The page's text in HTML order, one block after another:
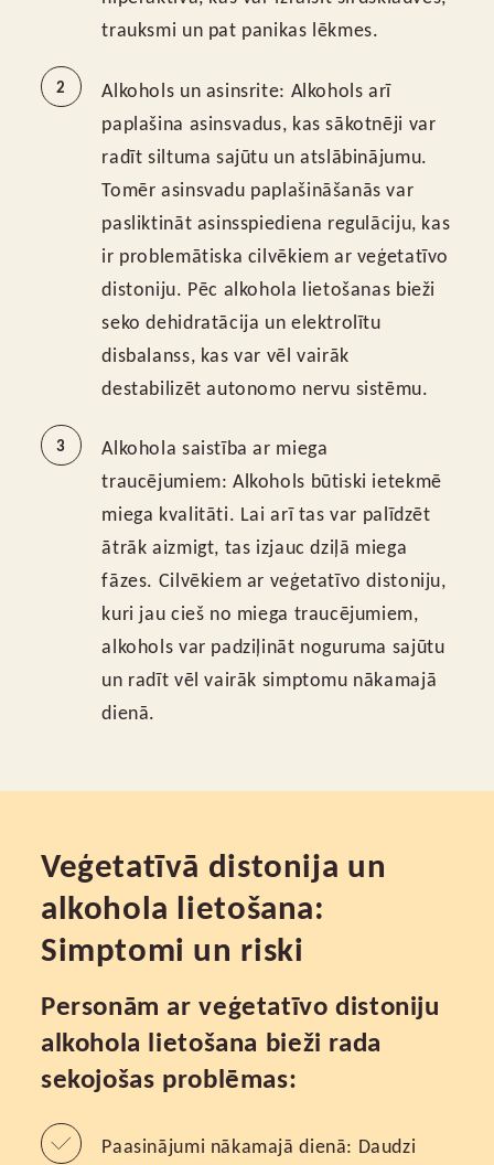
trauksmi un pat panikas lēkmes.
Alkohols un asinsrite: Alkohols arī
paplašina asinsvadus, kas sākotnēji var
radīt siltuma sajūtu un atslābinājumu.
Tomēr asinsvadu paplašināšanās var
pasliktināt asinsspiediena regulāciju, kas
ir problemātiska cilvēkiem ar veģetatīvo
distoniju. Pēc alkohola lietošanas bieži
seko dehidratācija un elektrolītu
disbalanss, kas var vēl vairāk
destabilizēt autonomo nervu sistēmu.
Alkohola saistība ar miega
traucējumiem: Alkohols būtiski ietekmē
miega kvalitāti. Lai arī tas var palīdzēt
ātrāk aizmigt, tas izjauc dziļā miega
fāzes. Cilvēkiem ar veģetatīvo distoniju,
kuri jau cieš no miega traucējumiem,
alkohols var padziļināt noguruma sajūtu
un radīt vēl vairāk simptomu nākamajā
dienā.
Veģetatīvā distonija un
alkohola lietošana:
Simptomi un riski
Personām ar veģetatīvo distoniju
alkohola lietošana bieži rada
sekojošas problēmas:
Paasinājumi nākamajā dienā: Daudzi